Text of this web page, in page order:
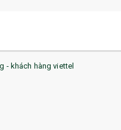
- khách hàng viettel